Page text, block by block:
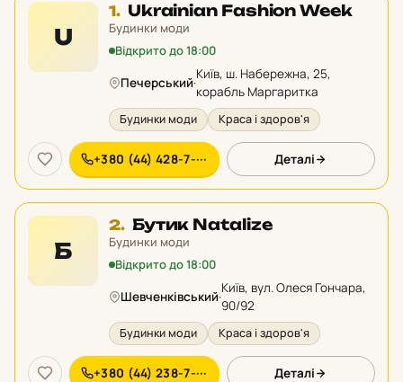
U
1. Місце
1
у
рейтингу:
Ukrainian Fashion Week
Будинки моди
Відкрито до 18:00
Печерський·
Київ, ш. Набережна, 25,
корабль Маргаритка
Будинки моди Краса і здоров'я
+380 (44) 428-7-··· Деталі
Б
2. Місце
2
у
рейтингу:
Бутик Natalize
Будинки моди
Відкрито до 18:00
Шевченківський·
Київ, вул. Олеся Гончара,
90/92
Будинки моди Краса і здоров'я
+380 (44) 238-7-··· Деталі